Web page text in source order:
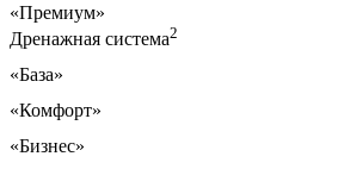
«Премиум»
Дренажная система2
«База»
«Комфорт»
«Бизнес»